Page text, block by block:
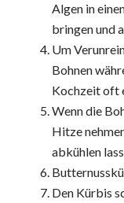
Algen in
bringen und
Um
Bohnen
Kochzeit oft
Wenn die
Hitze
abkühlen
Den Kürbis